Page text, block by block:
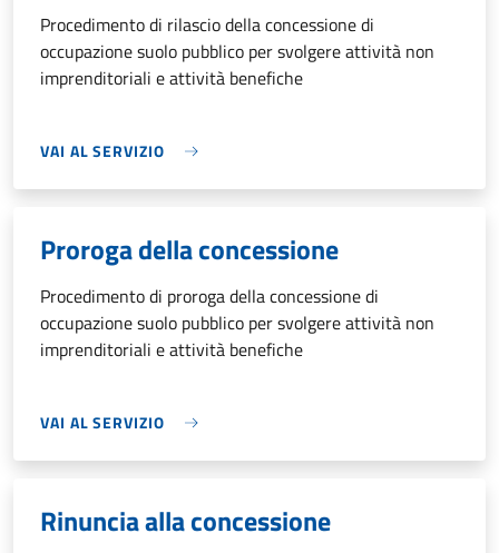
Procedimento di rilascio della concessione di
occupazione suolo pubblico per svolgere attività non
imprenditoriali e attività benefiche
VAI AL SERVIZIO
Proroga della concessione
Procedimento di proroga della concessione di
occupazione suolo pubblico per svolgere attività non
imprenditoriali e attività benefiche
VAI AL SERVIZIO
Rinuncia alla concessione